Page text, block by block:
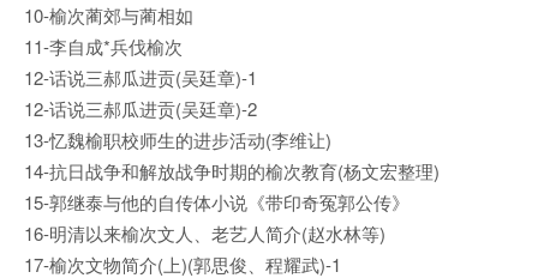
10-榆次蔺郊与蔺相如
11-李自成*兵伐榆次
12-话说三郝瓜进贡(吴廷章)-1
12-话说三郝瓜进贡(吴廷章)-2
13-忆魏榆职校师生的进步活动(李维让)
14-抗日战争和解放战争时期的榆次教育(杨文宏整理)
15-郭继泰与他的自传体小说《带印奇冤郭公传》
16-明清以来榆次文人、老艺人简介(赵水林等)
17-榆次文物简介(上)(郭思俊、程耀武)-1